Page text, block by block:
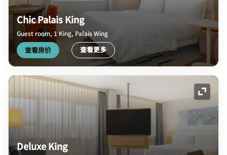
Chic Palais King
Guest room, 1 King, Palais Wing
查看房价 查看更多
展开
Deluxe King